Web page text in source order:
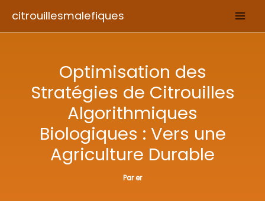
citrouillesmalefiques
Optimisation des
Stratégies de Citrouilles
Algorithmiques
Biologiques : Vers une
Agriculture Durable
Parer